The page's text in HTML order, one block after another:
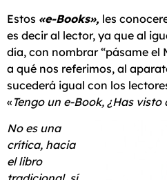
Estos «e-Books», les
es decir al lector, ya que al
día, con nombrar “pásame el
a qué nos referimos, al
sucederá igual con los
« Tengo un e-Book, ¿Has
No es una
crítica, hacia
el libro